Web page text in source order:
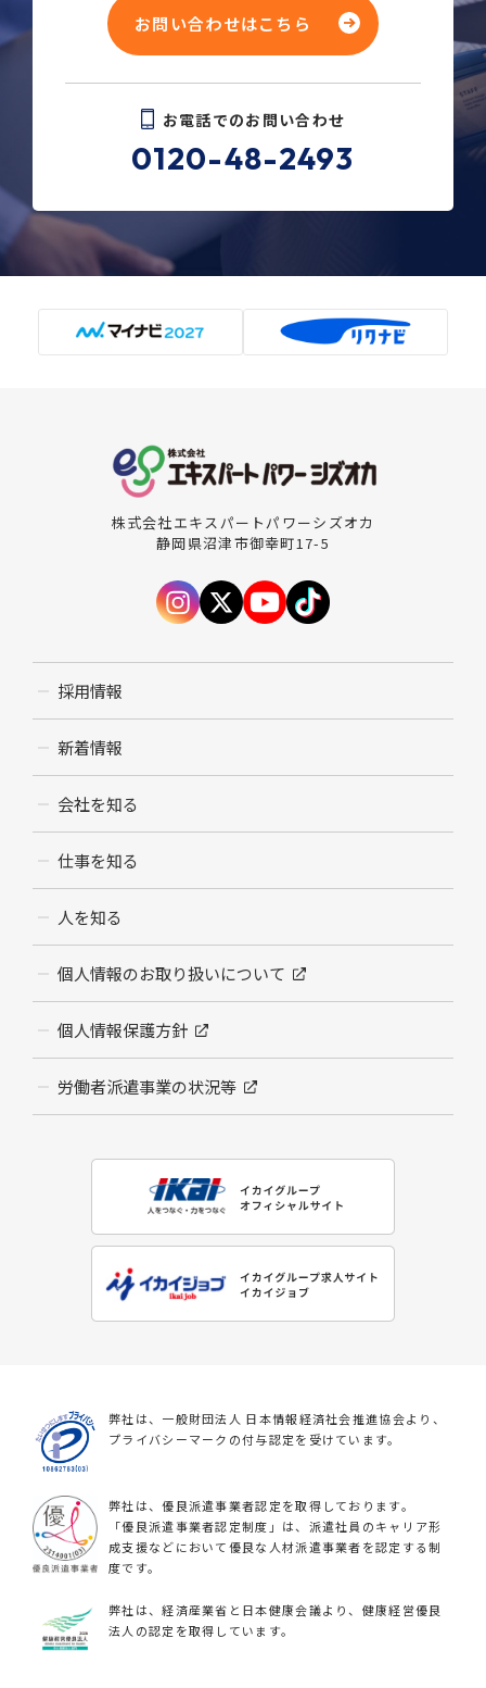
お問い合わせはこちら
お電話でのお問い合わせ
0120-48-2493
株式会社エキスパートパワーシズオカ
静岡県沼津市御幸町17-5
採用情報
新着情報
会社を知る
仕事を知る
人を知る
個人情報のお取り扱いについて
個人情報保護方針
労働者派遣事業の状況等
弊社は、一般財団法人 日本情報経済社会推進協会より、
プライバシーマークの付与認定を受けています。
弊社は、優良派遣事業者認定を取得しております。
「優良派遣事業者認定制度」は、派遣社員のキャリア形
成支援などにおいて優良な人材派遣事業者を認定する制
度です。
弊社は、経済産業省と日本健康会議より、健康経営優良
法人の認定を取得しています。